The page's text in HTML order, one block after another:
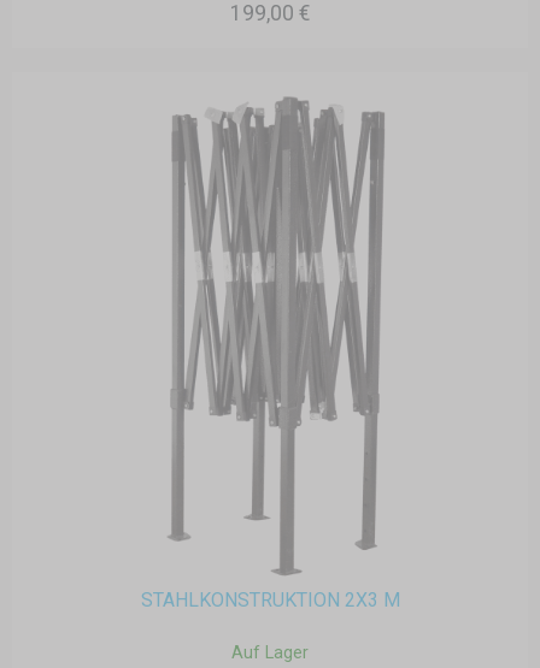
199,00 €
STAHLKONSTRUKTION 2X3 M
Auf Lager